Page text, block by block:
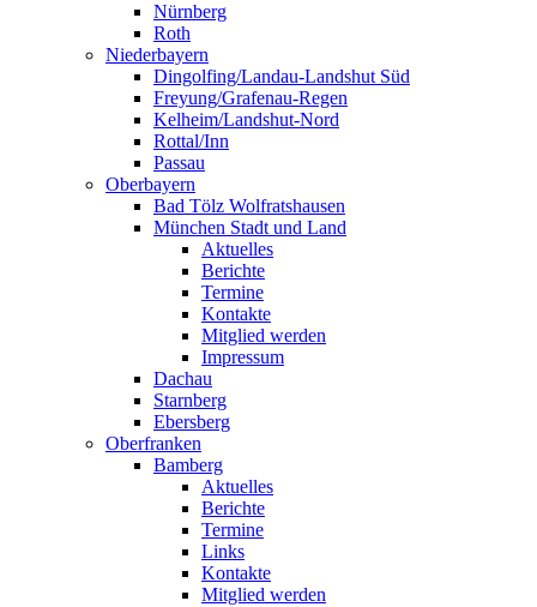
Nürnberg
Roth
Niederbayern
Dingolfing/Landau-Landshut Süd
Freyung/Grafenau-Regen
Kelheim/Landshut-Nord
Rottal/Inn
Passau
Oberbayern
Bad Tölz Wolfratshausen
München Stadt und Land
Aktuelles
Berichte
Termine
Kontakte
Mitglied werden
Impressum
Dachau
Starnberg
Ebersberg
Oberfranken
Bamberg
Aktuelles
Berichte
Termine
Links
Kontakte
Mitglied werden